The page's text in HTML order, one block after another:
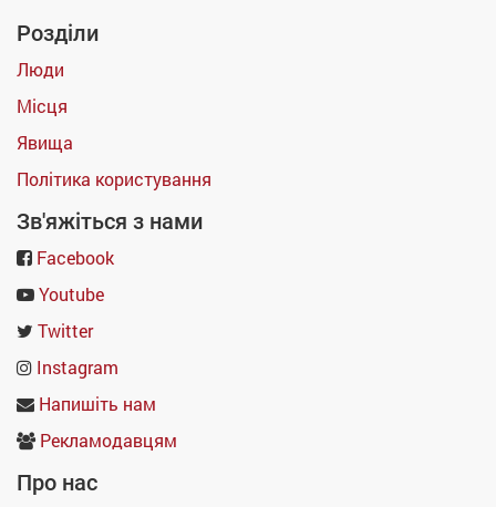
Розділи
Люди
Місця
Явища
Політика користування
Зв'яжіться з нами
Facebook
Youtube
Twitter
Instagram
Напишіть нам
Рекламодавцям
Про нас